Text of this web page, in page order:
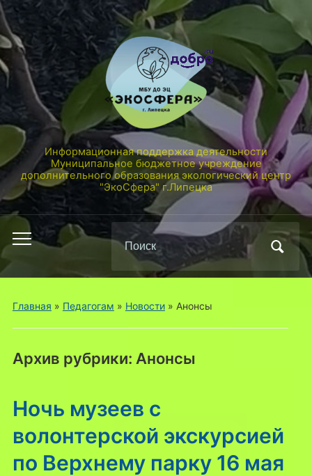
Информационная поддержка деятельности
Муниципальное бюджетное учреждение
дополнительного образования экологический центр
"ЭкоСфера" г.Липецка
Переключить
меню
Поиск
по:
Главная » Педагогам » Новости» Анонсы
Архив рубрики: Анонсы
Ночь музеев с
волонтерской экскурсией
по Верхнему парку 16 мая